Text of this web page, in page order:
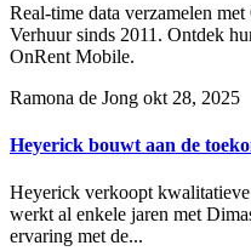
Real-time data verzamelen
Verhuur sinds 2011. Ontdek
OnRent Mobile.
Ramona de Jong okt 28, 2025
Heyerick bouwt aan de
Heyerick verkoopt
werkt al enkele jaren met
ervaring met de...